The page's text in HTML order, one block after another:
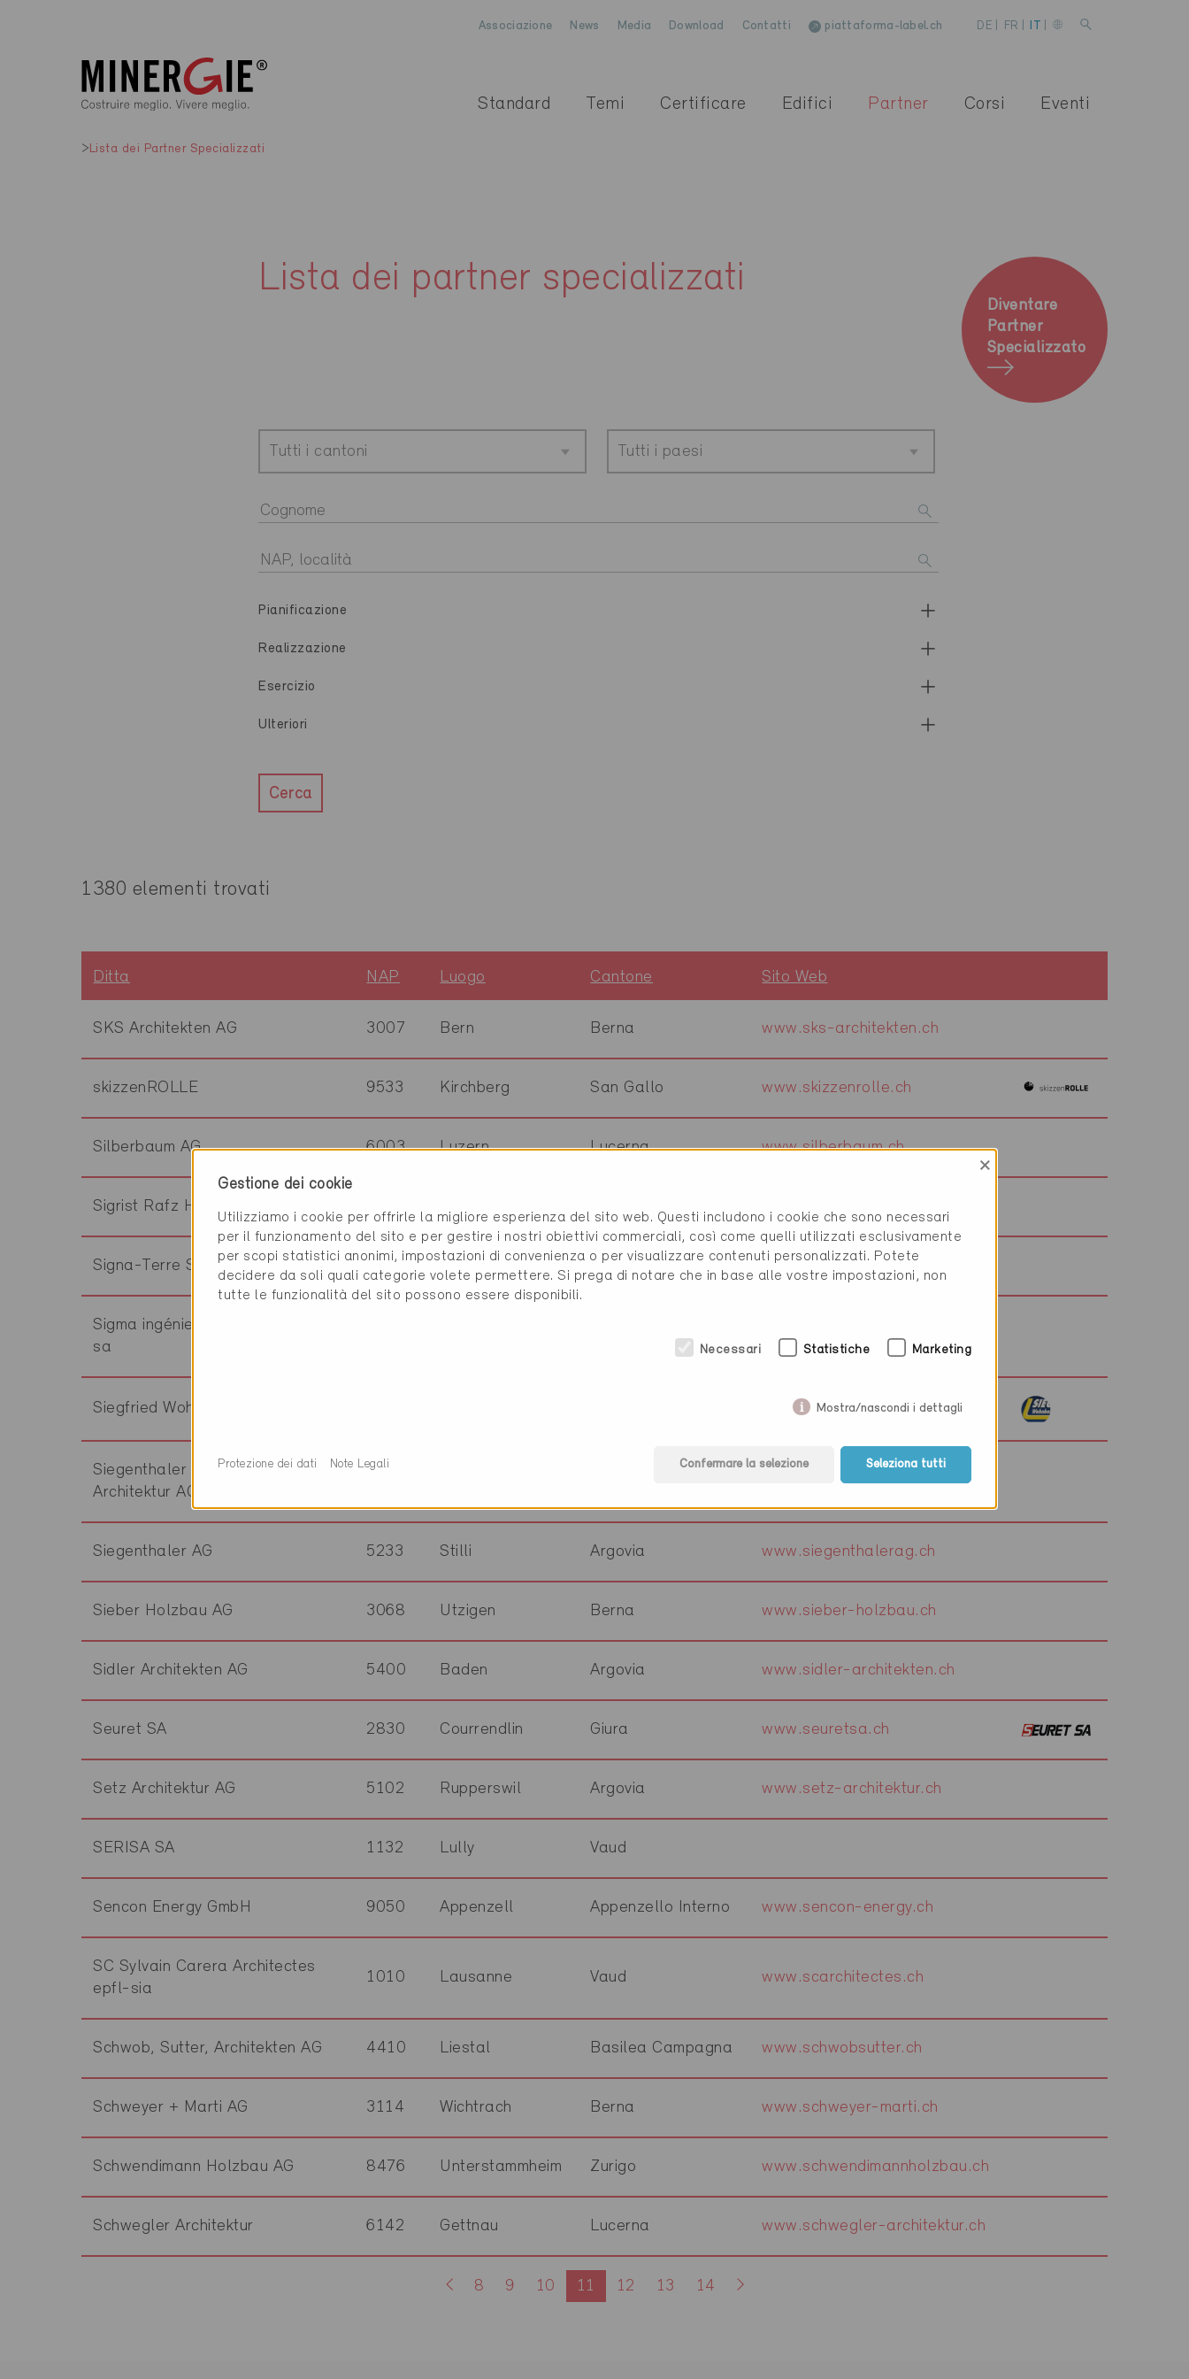
Associazione News Media Download Contatti piattaforma-label.ch DE FR IT
Standard Temi Certificare Edifici Partner Corsi Eventi
Lista dei Partner Specializzati
Lista dei partner specializzati
Diventare
Partner
Specializzato
Tutti i cantoni Tutti i paesi
Pianificazione
Realizzazione
Esercizio
Ulteriori
Cerca
1380 elementi trovati
Ditta NAP Luogo Cantone Sito Web
SKS Architekten AG 3007 Bern Berna www.sks-architekten.ch
skizzenROLLE 9533 Kirchberg San Gallo www.skizzenrolle.ch
Silberbaum AG 6003 Luzern Lucerna www.silberbaum.ch
Sigrist Rafz Holz + Bau AG
Signa-Terre SA 1201 Genève Ginevra www.signa-terre.ch
Sigma ingénierie & maintenance
sa
Siegfried Wohnbauten GmbH www.siwo.ch
Siegenthaler + Partner
Architektur AG
Siegenthaler AG 5233 Stilli Argovia www.siegenthalerag.ch
Sieber Holzbau AG 3068 Utzigen Berna www.sieber-holzbau.ch
Sidler Architekten AG 5400 Baden Argovia www.sidler-architekten.ch
Seuret SA 2830 Courrendlin Giura www.seuretsa.ch
Setz Architektur AG 5102 Rupperswil Argovia www.setz-architektur.ch
SERISA SA 1132 Lully Vaud
Sencon Energy GmbH 9050 Appenzell Appenzello Interno www.sencon-energy.ch
SC Sylvain Carera Architectes
epfl-sia
1010 Lausanne Vaud www.scarchitectes.ch
Schwob, Sutter, Architekten AG 4410 Liestal Basilea Campagna www.schwobsutter.ch
Schweyer + Marti AG 3114 Wichtrach Berna www.schweyer-marti.ch
Schwendimann Holzbau AG 8476 Unterstammheim Zurigo www.schwendimannholzbau.ch
Schwegler Architektur 6142 Gettnau Lucerna www.schwegler-architektur.ch
8 9 10 11 12 13 14
Gestione dei cookie
×
Utilizziamo i cookie per offrirle la migliore esperienza del sito web. Questi includono i cookie che sono necessari
per il funzionamento del sito e per gestire i nostri obiettivi commerciali, così come quelli utilizzati esclusivamente
per scopi statistici anonimi, impostazioni di convenienza o per visualizzare contenuti personalizzati. Potete
decidere da soli quali categorie volete permettere. Si prega di notare che in base alle vostre impostazioni, non
tutte le funzionalità del sito possono essere disponibili.
Necessari Statistiche Marketing
Mostra/nascondi i dettagli
Confermare la selezione Seleziona tutti
Protezione dei dati Note Legali